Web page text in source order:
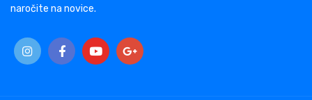
naročite na novice.